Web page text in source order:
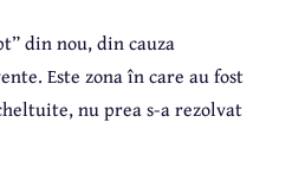
din nou, din cauza
Este zona în care au fost
nu prea s-a rezolvat